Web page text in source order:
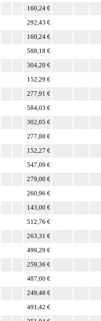
160,24 €
292,43 €
160,24 €
588,18 €
304,20 €
152,29 €
277,91 €
584,03 €
302,05 €
277,88 €
152,27 €
547,09 €
279,00 €
260,96 €
143,00 €
512,76 €
263,31 €
499,29 €
259,36 €
487,00 €
249,48 €
491,42 €